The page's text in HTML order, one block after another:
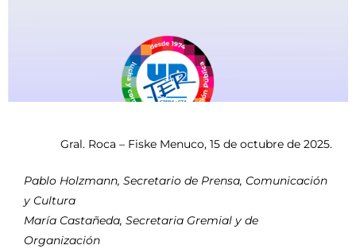
Gral. Roca – Fiske Menuco, 15 de octubre de 2025.
Pablo Holzmann, Secretario de Prensa, Comunicación
y Cultura
María Castañeda, Secretaria Gremial y de
Organización